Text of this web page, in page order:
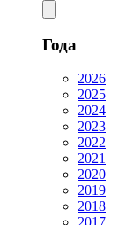
Года
2026
2025
2024
2023
2022
2021
2020
2019
2018